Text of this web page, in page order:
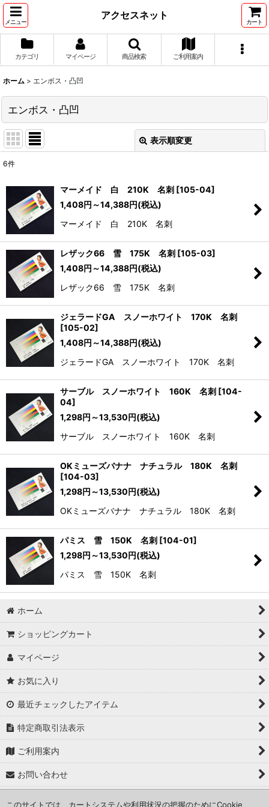
メニュー
アクセスネット
カート
カテゴリ マイページ 商品検索 ご利用案内
ホーム > エンボス・凸凹
エンボス・凸凹
表示順変更
並び順:
絞り込む
6件
マーメイド 白 210K 名刺 [105-04]
1,408円 ～14,388円(税込)
マーメイド 白 210K 名刺
レザック66 雪 175K 名刺 [105-03]
1,408円 ～14,388円(税込)
レザック66 雪 175K 名刺
ジェラードGA スノーホワイト 170K 名刺
[105-02]
1,408円 ～14,388円(税込)
ジェラードGA スノーホワイト 170K 名刺
サーブル スノーホワイト 160K 名刺 [104-
04]
1,298円 ～13,530円(税込)
サーブル スノーホワイト 160K 名刺
OKミューズバナナ ナチュラル 180K 名刺
[104-03]
1,298円 ～13,530円(税込)
OKミューズバナナ ナチュラル 180K 名刺
パミス 雪 150K 名刺 [104-01]
1,298円 ～13,530円(税込)
パミス 雪 150K 名刺
ホーム
ショッピングカート
マイページ
お気に入り
最近チェックしたアイテム
特定商取引法表示
ご利用案内
お問い合わせ
このサイトでは、カートシステムや利用状況の把握のためにCookie